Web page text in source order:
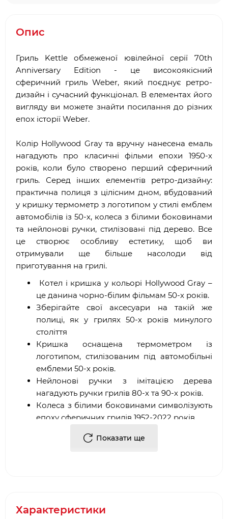
Опис
Гриль Kettle обмеженої ювілейної серії 70th
Anniversary Edition - це високоякісний
сферичний гриль Weber, який поєднує ретро-
дизайн і сучасний функціонал. В елементах його
вигляду ви можете знайти посилання до різних
епох історії Weber.
Колір Hollywood Gray та вручну нанесена емаль
нагадують про класичні фільми епохи 1950-х
років, коли було створено перший сферичний
гриль. Серед інших елементів ретро-дизайну:
практична полиця з цілісним дном, вбудований
у кришку термометр з логотипом у стилі емблем
автомобілів із 50-х, колеса з білими боковинами
та нейлонові ручки, стилізовані під дерево. Все
це створює особливу естетику, щоб ви
отримували ще більше насолоди від
приготування на грилі.
Котел і кришка у кольорі Hollywood Gray –
це данина чорно-білим фільмам 50-х років.
Зберігайте свої аксесуари на такій же
полиці, як у грилях 50-х років минулого
століття
Кришка оснащена термометром із
логотипом, стилізованим під автомобільні
емблеми 50-х років.
Нейлонові ручки з імітацією дерева
нагадують ручки грилів 80-х та 90-х років.
Колеса з білими боковинами символізують
епоху сферичних грилів 1952-2022 років.
емаллю
Показати ще
Характеристики